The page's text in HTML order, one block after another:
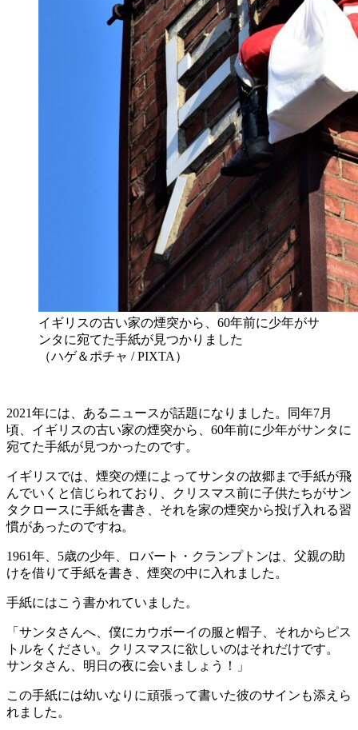
イギリスの古い家の煙突から、60年前に少年がサ
ンタに宛てた手紙が見つかりました
（ハゲ＆ポチャ / PIXTA）
2021年には、あるニュースが話題になりました。同年7月
頃、イギリスの古い家の煙突から、60年前に少年がサンタに
宛てた手紙が見つかったのです。
イギリスでは、煙突の煙によってサンタの故郷まで手紙が飛
んでいくと信じられており、クリスマス前に子供たちがサン
タクロースに手紙を書き、それを家の煙突から投げ入れる習
慣があったのですね。
1961年、5歳の少年、ロバート・クランプトンは、父親の助
けを借りて手紙を書き、煙突の中に入れました。
手紙にはこう書かれていました。
「サンタさんへ、僕にカウボーイの服と帽子、それからピス
トルをください。クリスマスに欲しいのはそれだけです。
サンタさん、明日の夜に会いましょう！」
この手紙には幼いなりに頑張って書いた彼のサインも添えら
れました。